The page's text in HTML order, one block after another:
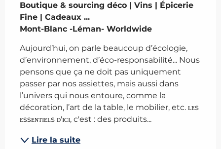
Boutique & sourcing déco | Vins | Épicerie
Fine | Cadeaux ...
Mont-Blanc -Léman- Worldwide
Aujourd’hui, on parle beaucoup d’écologie,
d’environnement, d’éco-responsabilité... Nous
pensons que ça ne doit pas uniquement
passer par nos assiettes, mais aussi dans
l’univers qui nous entoure, comme la
décoration, l’art de la table, le mobilier, etc. ʟᴇs
ᴇssᴇɴᴛɪᴇʟs ᴅ'ɪᴄɪ, c'est : des produits...
Lire la suite